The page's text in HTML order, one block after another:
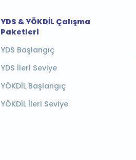
YDS & YÖKDİL Çalışma
Paketleri
YDS Başlangıç
YDS İleri Seviye
YÖKDİL Başlangıç
YÖKDİL İleri Seviye